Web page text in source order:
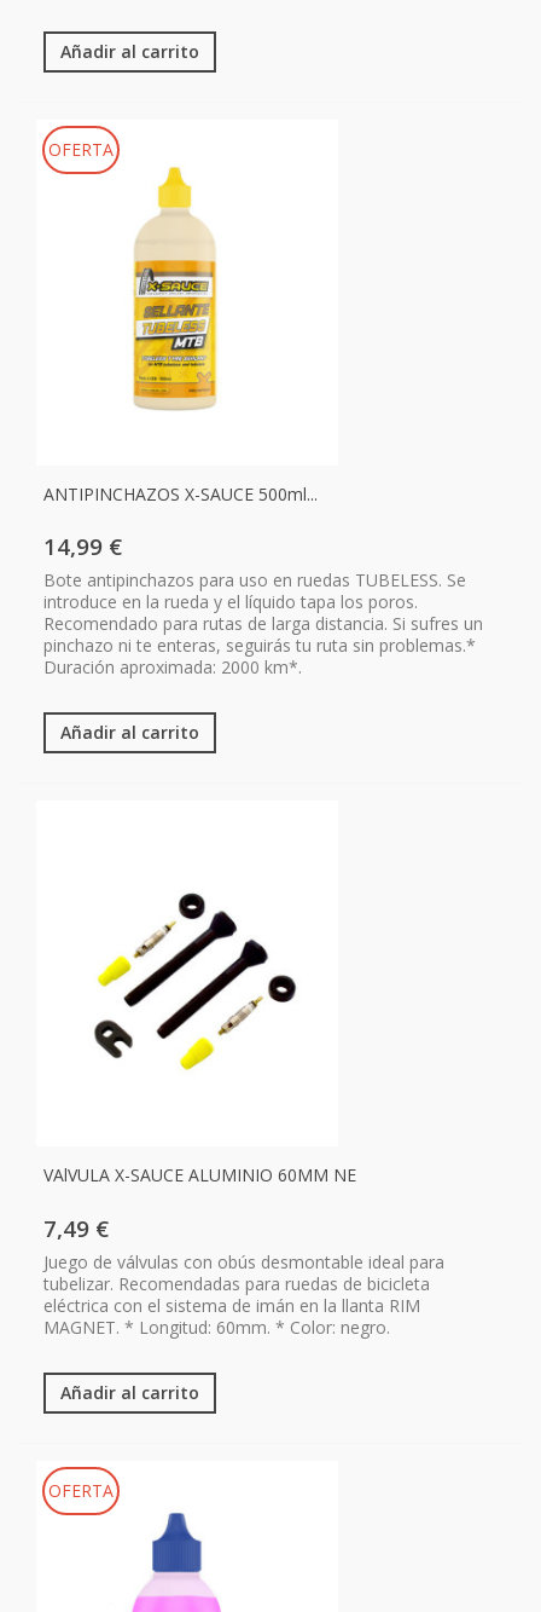
Añadir al carrito
OFERTA
ANTIPINCHAZOS X-SAUCE 500ml...
14,99 €
Bote antipinchazos para uso en ruedas TUBELESS. Se
introduce en la rueda y el líquido tapa los poros.
Recomendado para rutas de larga distancia. Si sufres un
pinchazo ni te enteras, seguirás tu ruta sin problemas.*
Duración aproximada: 2000 km*.
Añadir al carrito
VAlVULA X-SAUCE ALUMINIO 60MM NE
7,49 €
Juego de válvulas con obús desmontable ideal para
tubelizar. Recomendadas para ruedas de bicicleta
eléctrica con el sistema de imán en la llanta RIM
MAGNET. * Longitud: 60mm. * Color: negro.
Añadir al carrito
OFERTA